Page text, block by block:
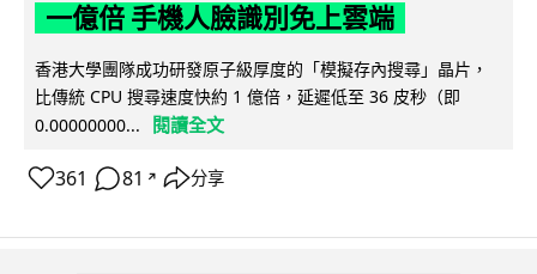
一億倍 手機人臉識別免上雲端
香港大學團隊成功研發原子級厚度的「模擬存內搜尋」晶片，
比傳統 CPU 搜尋速度快約 1 億倍，延遲低至 36 皮秒（即
0.00000000...
閱讀全文
361 81 ↗ 分享